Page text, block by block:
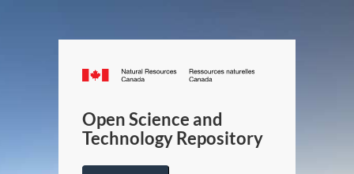
Canada.ca
/
Canada
Open Science and
Technology Repository